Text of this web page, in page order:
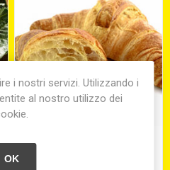
CORNETTO SURG. VUOTO
i nostri servizi. Utilizzando i
al nostro utilizzo dei
OK